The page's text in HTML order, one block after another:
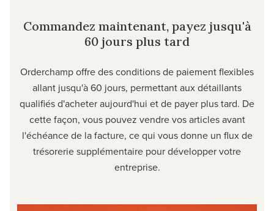
Commandez maintenant, payez jusqu'à
60 jours plus tard
Orderchamp offre des conditions de paiement flexibles
allant jusqu'à 60 jours, permettant aux détaillants
qualifiés d'acheter aujourd'hui et de payer plus tard. De
cette façon, vous pouvez vendre vos articles avant
l'échéance de la facture, ce qui vous donne un flux de
trésorerie supplémentaire pour développer votre
entreprise.